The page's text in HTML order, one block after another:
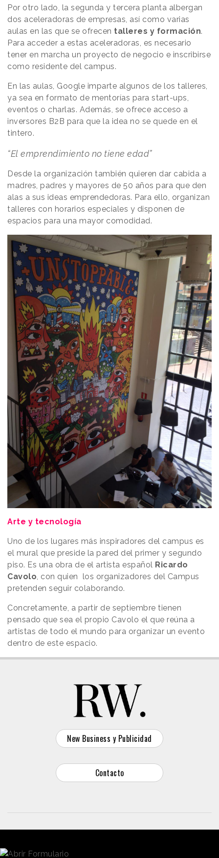
Por otro lado, la segunda y tercera planta albergan
dos aceleradoras de empresas, así como varias
aulas en las que se ofrecen talleres y formación.
Para acceder a estas aceleradoras, es necesario
tener en marcha un proyecto de negocio e inscribirse
como residente del campus.
En las aulas, Google imparte algunos de los talleres,
ya sea en formato de mentorías para start-ups,
eventos o charlas. Además, se ofrece acceso a
inversores B2B para que la idea no se quede en el
tintero.
“El emprendimiento no tiene edad”
Desde la organización también quieren dar cabida a
madres, padres y mayores de 50 años para que den
alas a sus ideas emprendedoras. Para ello, organizan
talleres con horarios especiales y disponen de
espacios para una mayor comodidad.
Arte y tecnología
Uno de los lugares más inspiradores del campus es
el mural que preside la pared del primer y segundo
piso. Es una obra de el artista español Ricardo
Cavolo , con quien los organizadores del Campus
pretenden seguir colaborando.
Concretamente, a partir de septiembre tienen
pensado que sea el propio Cavolo el que reúna a
artistas de todo el mundo para organizar un evento
dentro de este espacio.
New Business y Publicidad
Contacto
© 2026 Reason Why
Dirección: